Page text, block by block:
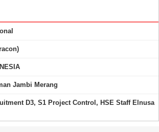
Jambi Merang
D3, S1 Project Control, HSE Staff Elnusa